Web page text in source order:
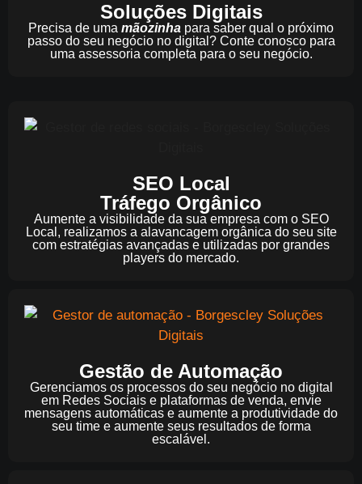
Soluções Digitais
Precisa de uma mãozinha para saber qual o próximo
passo do seu negócio no digital? Conte conosco para
uma assessoria completa para o seu negócio.
SEO Local
Tráfego Orgânico
Aumente a visibilidade da sua empresa com o SEO
Local, realizamos a alavancagem orgânica do seu site
com estratégias avançadas e utilizadas por grandes
players do mercado.
Gestão de Automação
Gerenciamos os processos do seu negócio no digital
em Redes Sociais e plataformas de venda, envie
mensagens automáticas e aumente a produtividade do
seu time e aumente seus resultados de forma
escalável.